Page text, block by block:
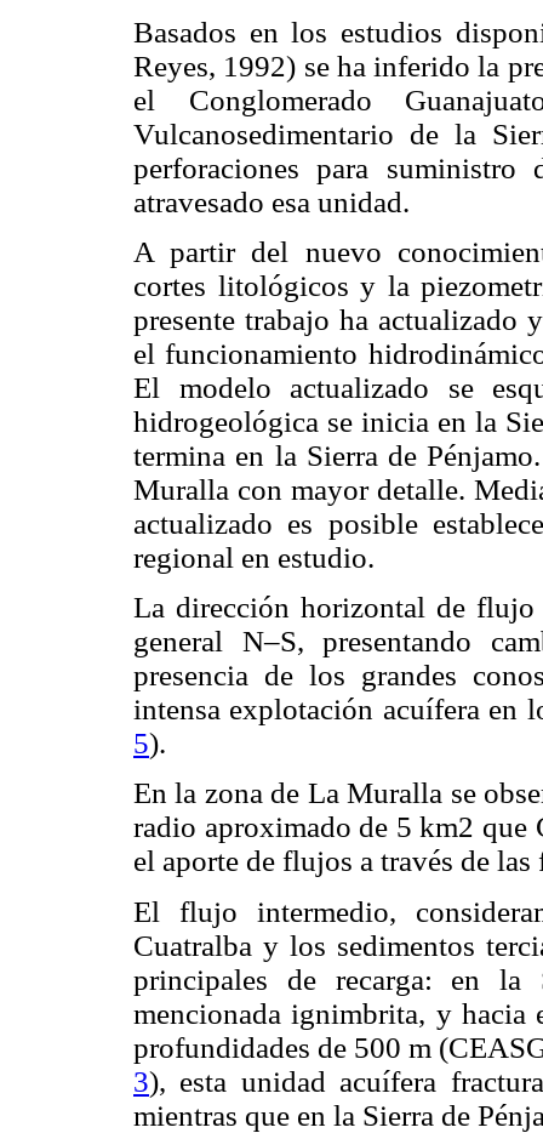
Basados en los estudios
Reyes, 1992) se ha inferido la
el Conglomerado
Vulcanosedimentario de la
perforaciones para
atravesado esa unidad.
A partir del nuevo
cortes litológicos y la
presente trabajo ha actualizado
el funcionamiento
El modelo actualizado se
hidrogeológica se inicia en la
termina en la Sierra de
Muralla con mayor detalle.
actualizado es posible
regional en estudio.
La dirección horizontal de flujo
general N–S, presentando
presencia de los grandes
intensa explotación acuífera en
5).
En la zona de La Muralla se
radio aproximado de 5 km2 que
el aporte de flujos a través de
El flujo intermedio,
Cuatralba y los sedimentos
principales de recarga: en la
mencionada ignimbrita, y hacia
profundidades de 500 m
3), esta unidad acuífera
mientras que en la Sierra de